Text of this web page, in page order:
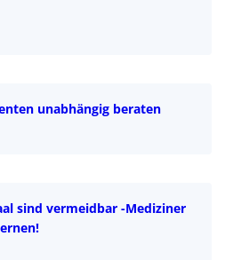
unabhängig beraten
sind vermeidbar -Mediziner